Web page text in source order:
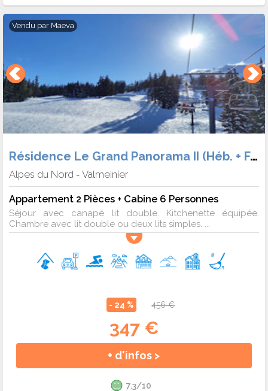
Vendu par Maeva
Résidence Le Grand Panorama II (Héb. + Forf.)
Alpes du Nord - Valmeinier
Appartement 2 Pièces + Cabine 6 Personnes
Séjour avec canapé lit double. Kitchenette équipée.
Chambre avec lit double ou deux lits simples. ...
- 24 % 456 €
347 €
+ d'infos >
7.3/10